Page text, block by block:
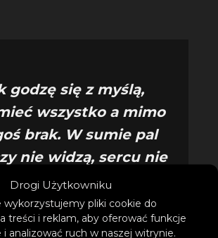
Drogi Użytkowniku
wykorzystujemy pliki cookie do
treści i reklam, aby oferować funkcje
i analizować ruch w naszej witrynie.
godzę się z myślą,
wszystko a mimo
brak. W sumie pal
nie widzą, sercu nie
będzie żal.
przekazem w Nowy